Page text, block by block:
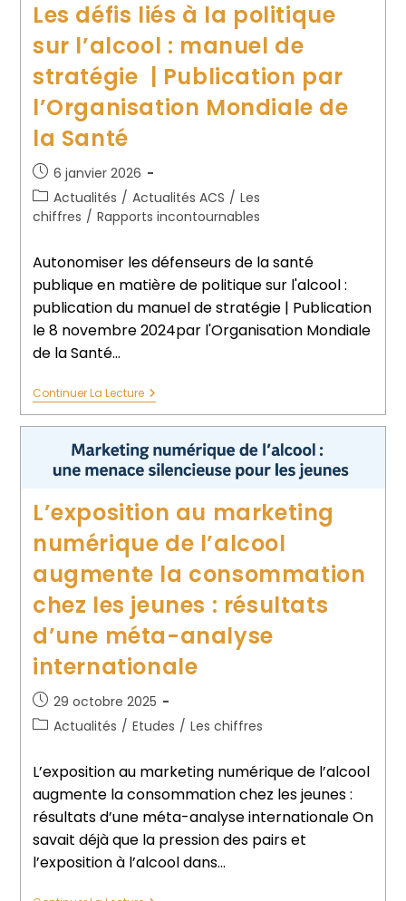
Les défis liés à la politique
sur l’alcool : manuel de
stratégie | Publication par
l’Organisation Mondiale de
la Santé
6 janvier 2026
Actualités / Actualités ACS / Les
chiffres / Rapports incontournables
Autonomiser les défenseurs de la santé
publique en matière de politique sur l'alcool :
publication du manuel de stratégie | Publication
le 8 novembre 2024par l'Organisation Mondiale
de la Santé…
Continuer La Lecture
L’exposition au marketing
numérique de l’alcool
augmente la consommation
chez les jeunes : résultats
d’une méta-analyse
internationale
29 octobre 2025
Actualités / Etudes / Les chiffres
L’exposition au marketing numérique de l’alcool
augmente la consommation chez les jeunes :
résultats d’une méta-analyse internationale On
savait déjà que la pression des pairs et
l’exposition à l’alcool dans…